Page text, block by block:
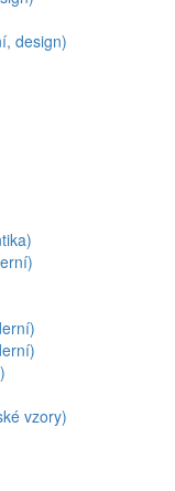
design)
vzory)